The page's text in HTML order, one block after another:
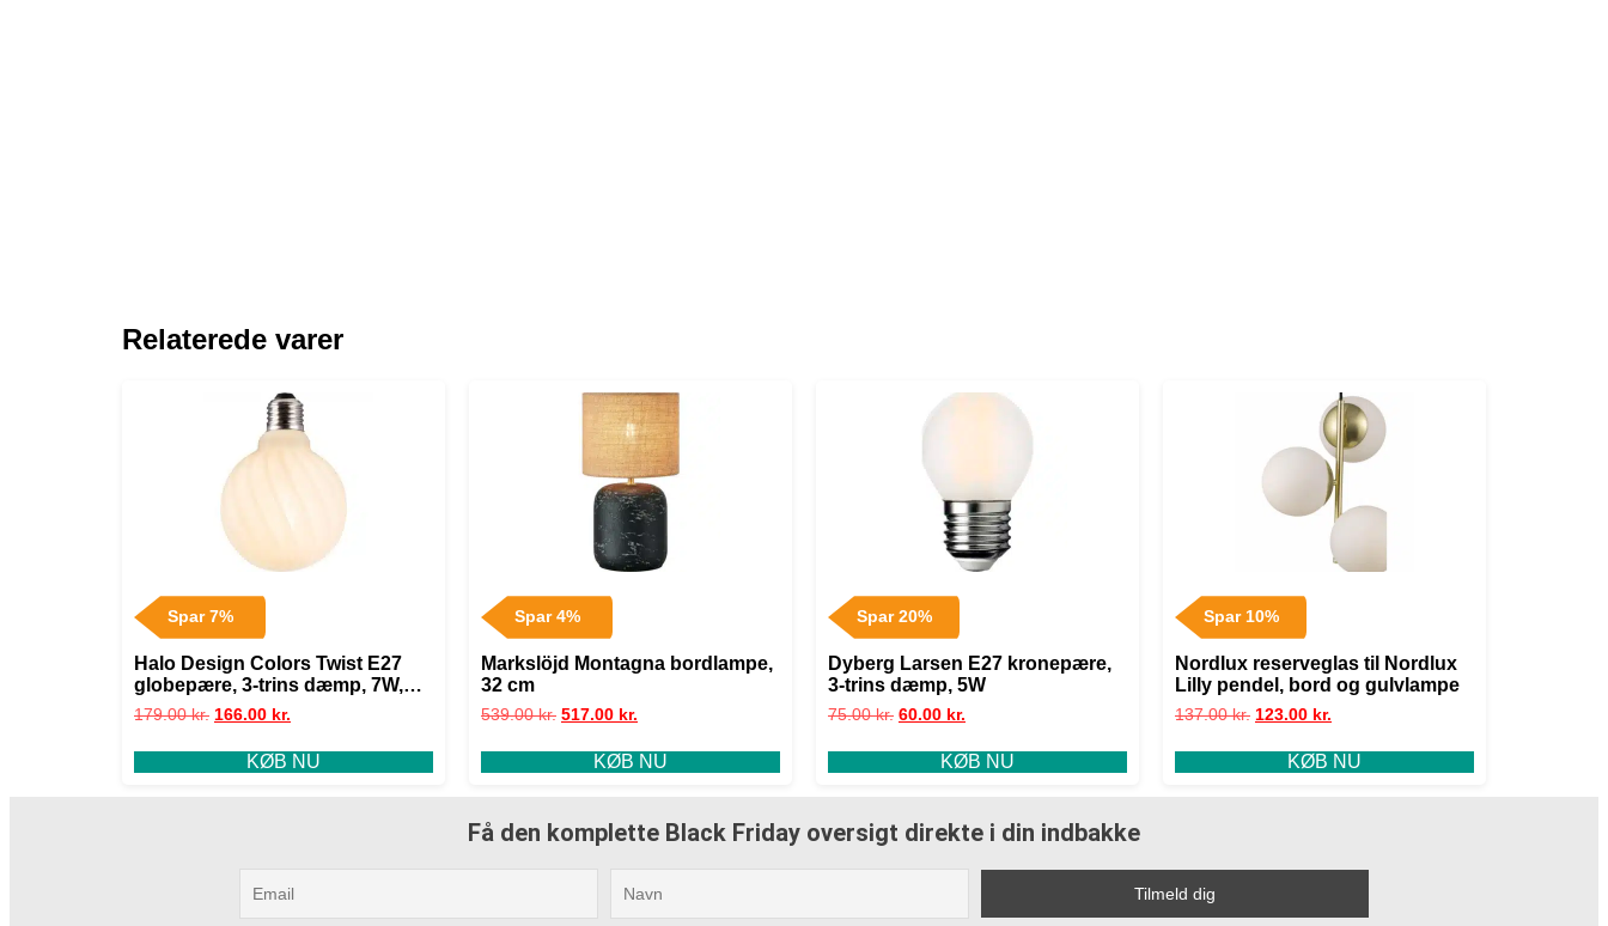
Relaterede varer
Spar 7%
Halo Design Colors Twist E27
globepære, 3-trins dæmp, 7W,
Ø9,5 cm
179.00kr. 166.00 kr.
KØB NU
Spar 4%
Markslöjd Montagna bordlampe,
32 cm
539.00kr. 517.00 kr.
KØB NU
Spar 20%
Dyberg Larsen E27 kronepære,
3-trins dæmp, 5W
75.00kr. 60.00 kr.
KØB NU
Spar 10%
Nordlux reserveglas til Nordlux
Lilly pendel, bord og gulvlampe
137.00kr. 123.00 kr.
KØB NU
Få den komplette Black Friday oversigt direkte i din indbakke